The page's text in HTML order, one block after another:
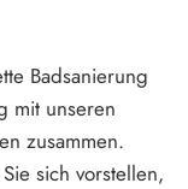
Badsanierung
mit unseren
zusammen.
sich vorstellen,